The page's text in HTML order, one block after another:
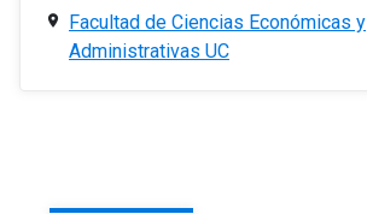
Facultad de Ciencias Económicas y
Administrativas UC